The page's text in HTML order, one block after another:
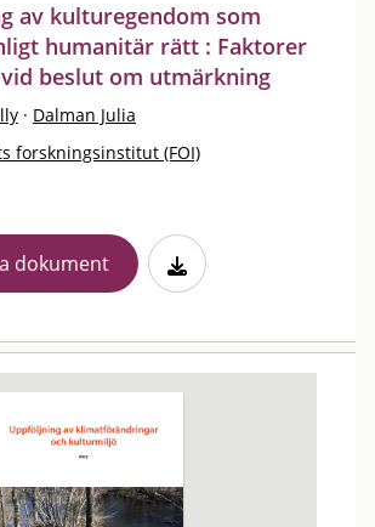
av kulturegendom som
humanitär rätt : Faktorer
beslut om utmärkning
· Dalman Julia
forskningsinstitut (FOI)
dokument